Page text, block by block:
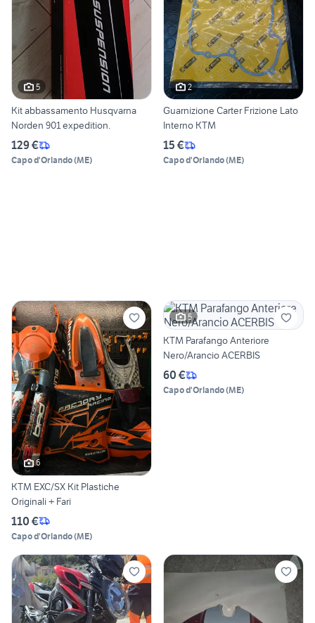
5
Kit abbassamento Husqvarna
Norden 901 expedition.
129 €
Capo d'Orlando(ME)
2
Guarnizione Carter Frizione Lato
Interno KTM
15 €
Capo d'Orlando(ME)
6
KTM EXC/SX Kit Plastiche
Originali + Fari
110 €
Capo d'Orlando(ME)
5
KTM Parafango Anteriore
Nero/Arancio ACERBIS
60 €
Capo d'Orlando(ME)